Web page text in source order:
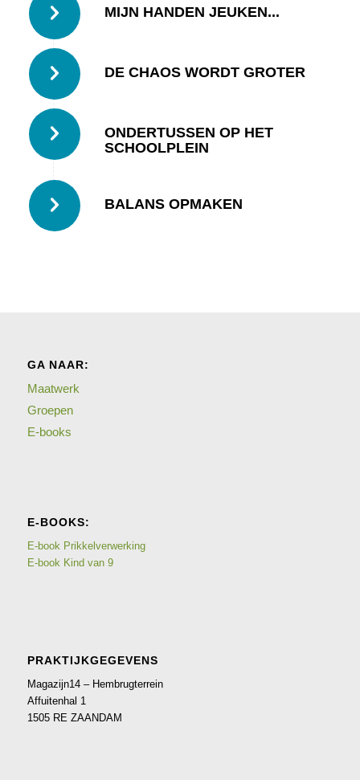
MIJN HANDEN JEUKEN...
DE CHAOS WORDT GROTER
ONDERTUSSEN OP HET
SCHOOLPLEIN
BALANS OPMAKEN
GA NAAR:
Maatwerk
Groepen
E-books
E-BOOKS:
E-book Prikkelverwerking
E-book Kind van 9
PRAKTIJKGEGEVENS
Magazijn14 – Hembrugterrein
Affuitenhal 1
1505 RE ZAANDAM